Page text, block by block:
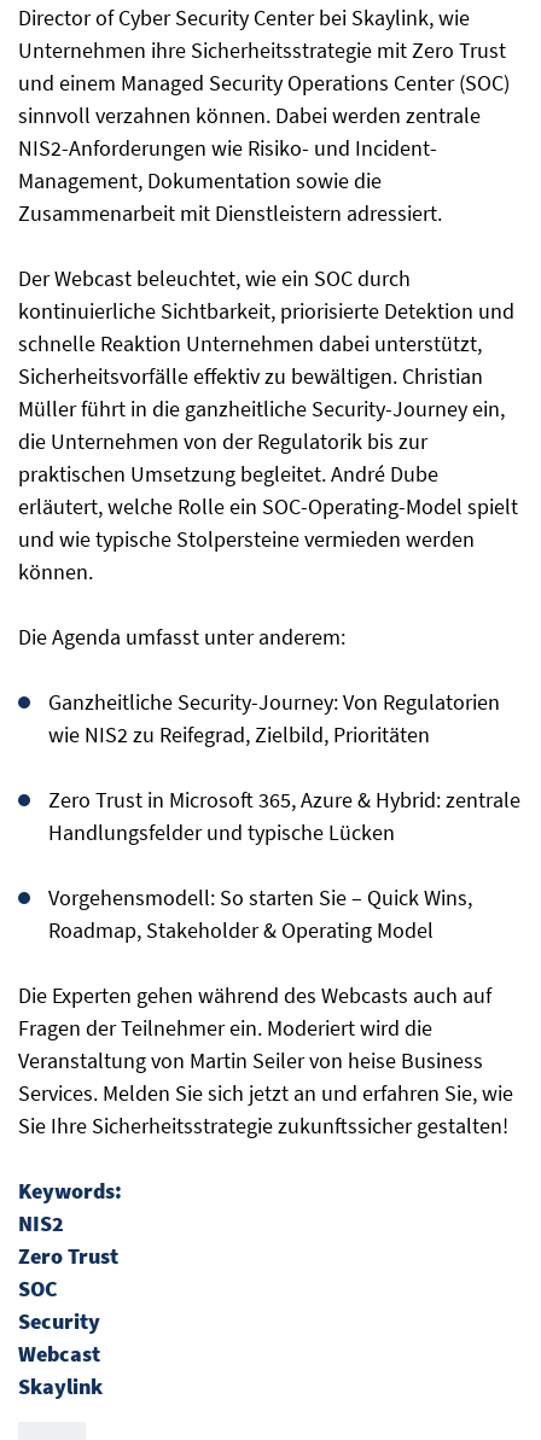
Director of Cyber Security Center bei Skaylink, wie
Unternehmen ihre Sicherheitsstrategie mit Zero Trust
und einem Managed Security Operations Center (SOC)
sinnvoll verzahnen können. Dabei werden zentrale
NIS2-Anforderungen wie Risiko- und Incident-
Management, Dokumentation sowie die
Zusammenarbeit mit Dienstleistern adressiert.
Der Webcast beleuchtet, wie ein SOC durch
kontinuierliche Sichtbarkeit, priorisierte Detektion und
schnelle Reaktion Unternehmen dabei unterstützt,
Sicherheitsvorfälle effektiv zu bewältigen. Christian
Müller führt in die ganzheitliche Security-Journey ein,
die Unternehmen von der Regulatorik bis zur
praktischen Umsetzung begleitet. André Dube
erläutert, welche Rolle ein SOC-Operating-Model spielt
und wie typische Stolpersteine vermieden werden
können.
Die Agenda umfasst unter anderem:
Ganzheitliche Security-Journey: Von Regulatorien
wie NIS2 zu Reifegrad, Zielbild, Prioritäten
Zero Trust in Microsoft 365, Azure & Hybrid: zentrale
Handlungsfelder und typische Lücken
Vorgehensmodell: So starten Sie – Quick Wins,
Roadmap, Stakeholder & Operating Model
Die Experten gehen während des Webcasts auch auf
Fragen der Teilnehmer ein. Moderiert wird die
Veranstaltung von Martin Seiler von heise Business
Services. Melden Sie sich jetzt an und erfahren Sie, wie
Sie Ihre Sicherheitsstrategie zukunftssicher gestalten!
Keywords:
NIS2
Zero Trust
SOC
Security
Webcast
Skaylink